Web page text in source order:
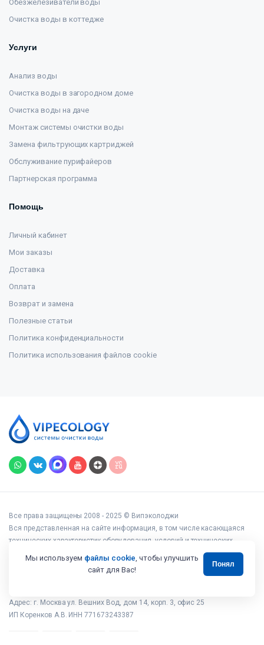
Обезжелезиватели воды
Очистка воды в коттедже
Услуги
Анализ воды
Очистка воды в загородном доме
Очистка воды на даче
Монтаж системы очистки воды
Замена фильтрующих картриджей
Обслуживание пурифайеров
Партнерская программа
Помощь
Личный кабинет
Мои заказы
Доставка
Оплата
Возврат и замена
Полезные статьи
Политика конфиденциальности
Политика использования файлов cookie
Все права защищены 2008 - 2025 © Випэколоджи
Вся представленная на сайте информация, в том числе касающаяся
технических характеристик оборудования, условий и технических
возможностей подключения, наличия на складе, стоимости товаров и
услуг, носит информационный характер и ни при каких условиях не
является публичной офертой, определяемой положениями статьи 437
Адрес: г. Москва ул. Вешних Вод, дом 14, корп. 3, офис 25
ИП Коренков А.В. ИНН 771673243387
Мы используем файлы cookie, чтобы улучшить
сайт для Вас!
Понял